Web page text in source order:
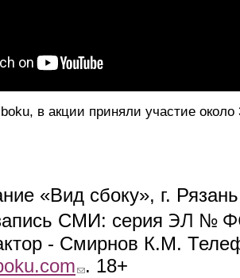
в акции приняли участие около
«Вид сбоку», г.
СМИ: серия ЭЛ №
- Смирнов К.М.
(link sends e-mail)
. 18+